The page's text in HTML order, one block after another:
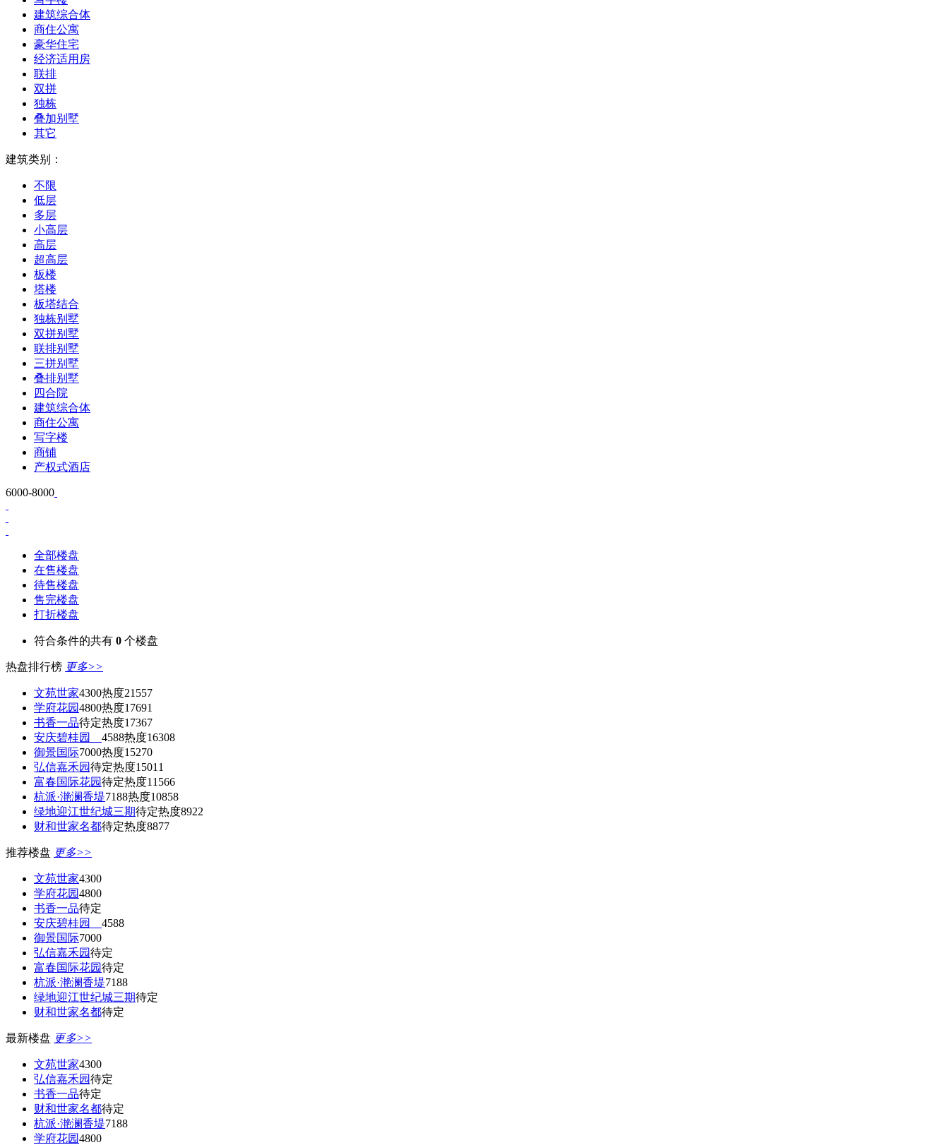
建筑综合体
商住公寓
豪华住宅
经济适用房
联排
双拼
独栋
叠加别墅
其它
建筑类别：
不限
低层
多层
小高层
高层
超高层
板楼
塔楼
板塔结合
独栋别墅
双拼别墅
联排别墅
三拼别墅
叠排别墅
四合院
建筑综合体
商住公寓
写字楼
商铺
产权式酒店
6000-8000
全部楼盘
在售楼盘
待售楼盘
售完楼盘
打折楼盘
符合条件的共有 0 个楼盘
热盘排行榜 更多>>
文苑世家4300热度21557
学府花园4800热度17691
书香一品待定热度17367
安庆碧桂园 4588热度16308
御景国际7000热度15270
弘信嘉禾园待定热度15011
富春国际花园待定热度11566
杭派·滟澜香堤7188热度10858
绿地迎江世纪城三期待定热度8922
财和世家名都待定热度8877
推荐楼盘 更多>>
文苑世家4300
学府花园4800
书香一品待定
安庆碧桂园 4588
御景国际7000
弘信嘉禾园待定
富春国际花园待定
杭派·滟澜香堤7188
绿地迎江世纪城三期待定
财和世家名都待定
最新楼盘 更多>>
文苑世家4300
弘信嘉禾园待定
书香一品待定
财和世家名都待定
杭派·滟澜香堤7188
学府花园4800